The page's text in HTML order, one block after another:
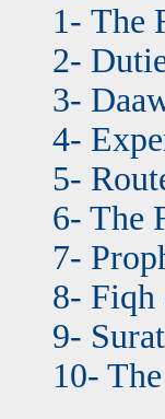
1- The
2-
3-
4-
5-
6- The
7-
8- Fiqh
9-
10-